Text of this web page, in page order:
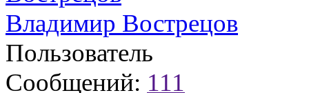
Владимир Вострецов
Пользователь
Сообщений: 111